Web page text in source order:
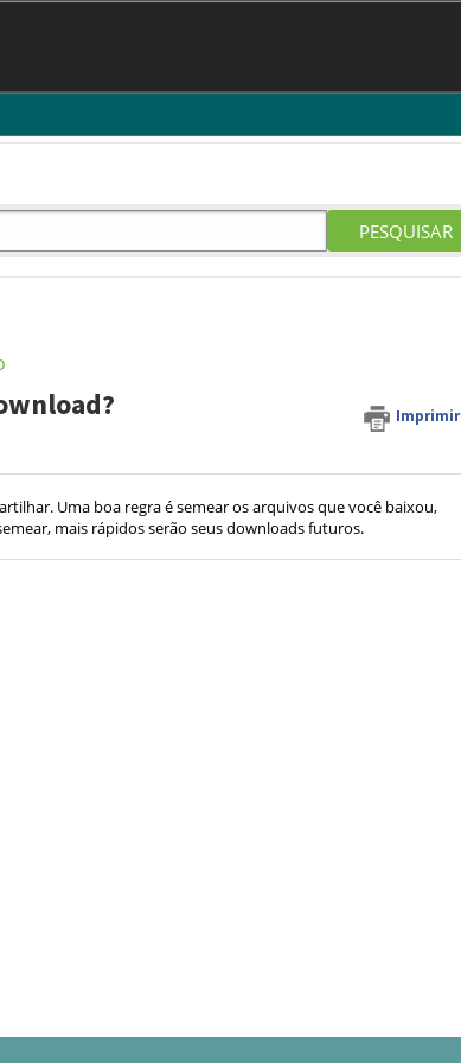
PESQUISAR
Imprimir
Uma boa regra é semear os arquivos que você baixou,
mais rápidos serão seus downloads futuros.